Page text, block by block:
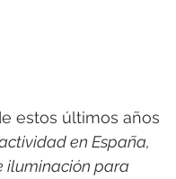
estos últimos años
en España,
iluminación para